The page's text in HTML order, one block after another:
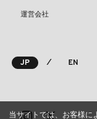
運営会社
JP ⁄ EN
当サイトでは、お客様に